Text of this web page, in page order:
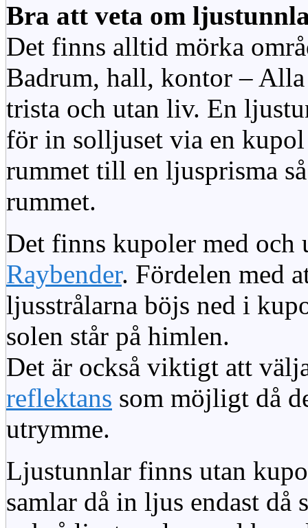
Bra att veta om
Det finns alltid mörka
Badrum, hall, kontor – Alla
trista och utan liv. En
för in solljuset via en
rummet till en ljusprisma
rummet.
Det finns kupoler med och
Raybender. Fördelen med
ljusstrålarna böjs ned i
solen står på himlen.
Det är också viktigt att
reflektans som möjligt då
utrymme.
Ljustunnlar finns utan
samlar då in ljus endast då